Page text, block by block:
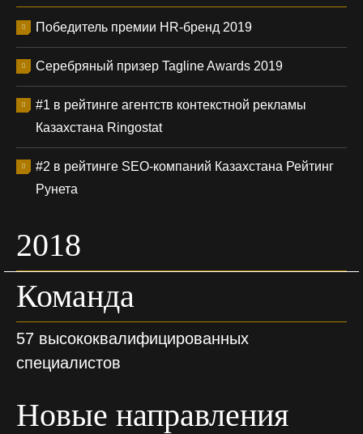
Победитель премии HR-бренд 2019
Серебряный призер Tagline Awards 2019
#1 в рейтинге агентств контекстной рекламы
Казахстана Ringostat
#2 в рейтинге SEO-компаний Казахстана Рейтинг
Рунета
2018
Команда
57 высококвалифицированных
специалистов
Новые направления